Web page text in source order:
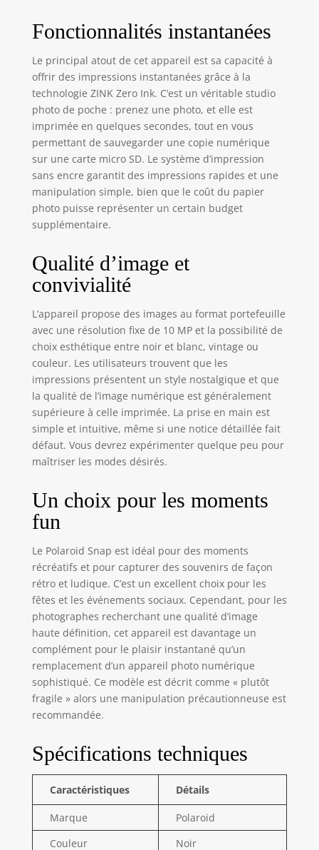
INTÉGRÉE – Le
choix idéal pour
portraits
photographiques
ou des
autoportraits. Cet
appareil photo de
10 mégapixels
permet de capter
les moindres
détails et
d’imprimer une
ou de toner.
enregistrer vos
photos afin de les
imprimer plus
tard. DES
IMPRESSIONS
VIBRANTES DE
COULEUR - La
technologie
d'impression ZINK
ZERO INK élimine
tout besoin d'encre
papier photo
cm) sont non
seulement
vibrantes de
couleur et
réalistes, mais
elles sont aussi
résistantes à l'eau,
résistantes aux
déchirures,
résistantes au
maculage et
photos sont
imprimées sur du
papier autocollant
Polaroid ZINK afin
de vous permettre
d’agrémenter tout
projet artistique
Fonctionnalités instantanées
Le principal atout de cet appareil est sa capacité à
offrir des impressions instantanées grâce à la
technologie ZINK Zero Ink. C’est un véritable studio
photo de poche : prenez une photo, et elle est
imprimée en quelques secondes, tout en vous
permettant de sauvegarder une copie numérique
sur une carte micro SD. Le système d’impression
sans encre garantit des impressions rapides et une
manipulation simple, bien que le coût du papier
photo puisse représenter un certain budget
supplémentaire.
Qualité d’image et
convivialité
L’appareil propose des images au format portefeuille
avec une résolution fixe de 10 MP et la possibilité de
choix esthétique entre noir et blanc, vintage ou
couleur. Les utilisateurs trouvent que les
impressions présentent un style nostalgique et que
la qualité de l’image numérique est généralement
supérieure à celle imprimée. La prise en main est
simple et intuitive, même si une notice détaillée fait
défaut. Vous devrez expérimenter quelque peu pour
maîtriser les modes désirés.
Un choix pour les moments
fun
Le Polaroid Snap est idéal pour des moments
récréatifs et pour capturer des souvenirs de façon
rétro et ludique. C’est un excellent choix pour les
fêtes et les événements sociaux. Cependant, pour les
photographes recherchant une qualité d’image
haute définition, cet appareil est davantage un
complément pour le plaisir instantané qu’un
remplacement d’un appareil photo numérique
sophistiqué. Ce modèle est décrit comme « plutôt
fragile » alors une manipulation précautionneuse est
recommandée.
Spécifications techniques
Caractéristiques Détails
Marque
Polaroid
Couleur
Noir